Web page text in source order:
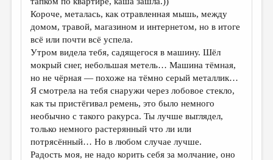
Короче, металась, как отравленная мышь, между
домом, травой, магазином и интернетом, но в итоге
всё или почти всё успела.
Утром видела тебя, садящегося в машину. Шёл
мокрый снег, небольшая метель… Машина тёмная,
но не чёрная — похоже на тёмно серый металлик…
Я смотрела на тебя снаружи через лобовое стекло,
как ты пристёгивал ремень, это было немного
необычно с такого ракурса. Ты лучше выглядел,
только немного растерянный что ли или
потрясённый… Но в любом случае лучше.
Радость моя, не надо корить себя за молчание, оно